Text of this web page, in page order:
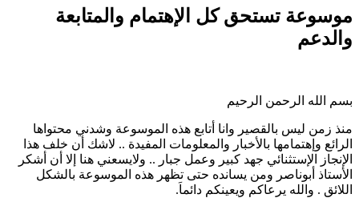
موسوعة تستحق كل الإهتمام والمتابعة
والدعم
بسم الله الرحمن الرحيم
منذ زمن ليس بالقصير وانا أتابع هذه الموسوعة وشدني محتواها
الرائع وإهتمامها بالأخبار والمعلومات المفيدة .. لاشك أن خلف هذا
الإنجاز الإستثنائي جهد كبير وعمل جبار .. ولايسعني هنا إلا أن أشكر
الأستاذ أبوناصر ومن يسانده حتى تظهر هذه الموسوعة بالشكل
اللائق . والله يرعاكم ويعينكم دائماَ.